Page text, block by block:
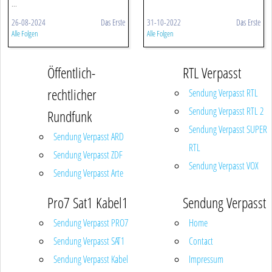
...
26-08-2024 Das Erste
Alle Folgen
31-10-2022 Das Erste
Alle Folgen
Öffentlich-
rechtlicher
Rundfunk
Sendung Verpasst ARD
Sendung Verpasst ZDF
Sendung Verpasst Arte
RTL Verpasst
Sendung Verpasst RTL
Sendung Verpasst RTL 2
Sendung Verpasst SUPER
RTL
Sendung Verpasst VOX
Pro7 Sat1 Kabel1
Sendung Verpasst PRO7
Sendung Verpasst SAT1
Sendung Verpasst Kabel
Sendung Verpasst
Home
Contact
Impressum